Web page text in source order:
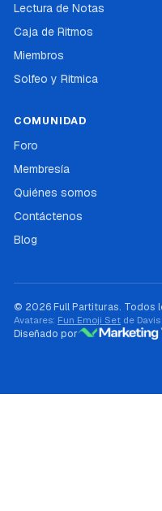
Lectura de Notas
Caja de Ritmos
Miembros
Solfeo y Ritmica
COMUNIDAD
Foro
Membresía
Quiénes somos
Contáctenos
Blog
© 2026 Full Partituras. Todos
Avatares: Fun Emoji Set de
Diseñado por